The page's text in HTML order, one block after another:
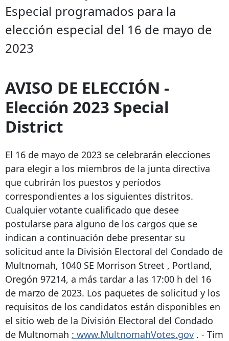
Especial programados para la
elección especial del 16 de mayo de
2023
AVISO DE ELECCIÓN -
Elección 2023 Special
District
El 16 de mayo de 2023 se celebrarán elecciones
para elegir a los miembros de la junta directiva
que cubrirán los puestos y períodos
correspondientes a los siguientes distritos.
Cualquier votante cualificado que desee
postularse para alguno de los cargos que se
indican a continuación debe presentar su
solicitud ante la División Electoral del Condado de
Multnomah, 1040 SE Morrison Street , Portland,
Oregón 97214, a más tardar a las 17:00 h del 16
de marzo de 2023. Los paquetes de solicitud y los
requisitos de los candidatos están disponibles en
el sitio web de la División Electoral del Condado
de Multnomah : www.MultnomahVotes.gov . - Tim